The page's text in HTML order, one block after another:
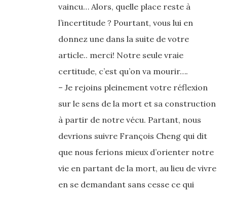
vaincu… Alors, quelle place reste à
l’incertitude ? Pourtant, vous lui en
donnez une dans la suite de votre
article.. merci! Notre seule vraie
certitude, c’est qu’on va mourir….
– Je rejoins pleinement votre réflexion
sur le sens de la mort et sa construction
à partir de notre vécu. Partant, nous
devrions suivre François Cheng qui dit
que nous ferions mieux d’orienter notre
vie en partant de la mort, au lieu de vivre
en se demandant sans cesse ce qui